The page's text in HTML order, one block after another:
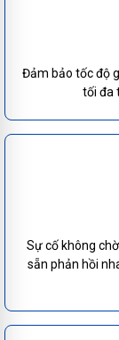
Đảm bảo tốc độ
tối đa
Sự cố không
sẵn phản hồi